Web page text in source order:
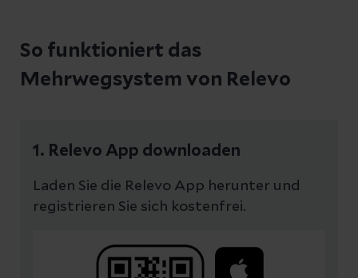
So funktioniert das
Mehrwegsystem von Relevo
1. Relevo App downloaden
Laden Sie die Relevo App herunter und
registrieren Sie sich kostenfrei.